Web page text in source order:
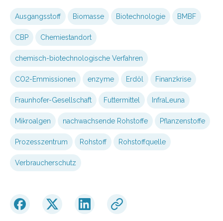
Ausgangsstoff Biomasse Biotechnologie BMBF
CBP Chemiestandort
chemisch-biotechnologische Verfahren
CO2-Emmissionen enzyme Erdöl Finanzkrise
Fraunhofer-Gesellschaft Futtermittel InfraLeuna
Mikroalgen nachwachsende Rohstoffe Pflanzenstoffe
Prozesszentrum Rohstoff Rohstoffquelle
Verbraucherschutz